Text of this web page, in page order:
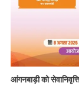
आंगनबाड़ी को